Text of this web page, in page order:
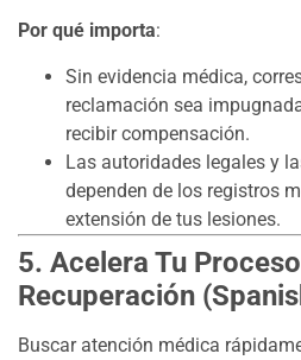
Por qué importa:
Sin evidencia médica,
reclamación sea
recibir compensación.
Las autoridades legales y
dependen de los registros
extensión de tus lesiones.
5. Acelera Tu
Recuperación
Buscar atención médica